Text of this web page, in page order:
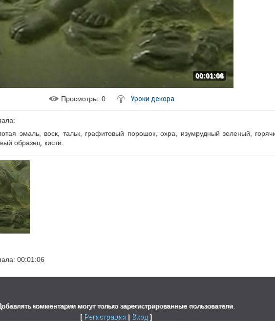
00:01:06
Просмотры: 0 Уроки декора
:
эмаль, воск, тальк, графитовый порошок, охра, изумрудный зеленый,
образец, кисти.
: 00:01:06
комментарии могут только зарегистрированные пользователи.
[ Регистрация | Вход ]